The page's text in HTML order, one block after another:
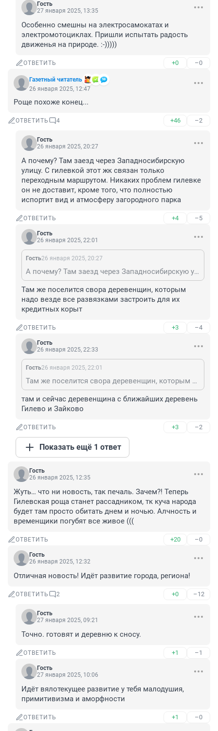
Гость
27 января 2025, 13:35
Особенно смешны на электросамокатах и
электромотоциклах. Пришли испытать радость
движенья на природе. :-)))))
ОТВЕТИТЬ +0 –0
Газетный читатель
26 января 2025, 12:47
Роще похоже конец...
ОТВЕТИТЬ 4 +46 –2
Гость
26 января 2025, 20:27
А почему? Там заезд через Западносибирскую
улицу. С гилевкой этот жк связан только
переходным маршрутом. Никаких проблем гилевке
он не доставит, кроме того, что полностью
испортит вид и атмосферу загородного парка
ОТВЕТИТЬ +4 –5
Гость
26 января 2025, 22:01
Гость26 января 2025, 20:27
А почему? Там заезд через Западносибирскую улицу. С гилевкой этот жк связан только переходным маршрутом. Никаких проблем гилевке он не доставит, кроме того, что полностью испортит вид и атмосферу загородного парка
Там же поселится свора деревенщин, которым
надо везде все развязками застроить для их
кредитных корыт
ОТВЕТИТЬ +3 –4
Гость
26 января 2025, 22:33
Гость26 января 2025, 22:01
Там же поселится свора деревенщин, которым надо везде все развязками застроить для их кредитных корыт
там и сейчас деревенщина с ближайших деревень
Гилево и Зайково
ОТВЕТИТЬ +3 –2
Показать ещё 1 ответ
Гость
26 января 2025, 12:35
Жуть… что ни новость, так печаль. Зачем?! Теперь
Гилевская роща станет рассадником, тк куча народа
будет там просто обитать днем и ночью. Алчность и
временщики погубят все живое (((
ОТВЕТИТЬ +20 –0
Гость
26 января 2025, 12:32
Отличная новость! Идёт развитие города, региона!
ОТВЕТИТЬ 2 +0 –12
Гость
27 января 2025, 09:21
Точно. готовят и деревню к сносу.
ОТВЕТИТЬ +1 –1
Гость
27 января 2025, 10:06
Идёт вялотекущее развитие у тебя малодушия,
примитивизма и аморфности
ОТВЕТИТЬ +1 –0